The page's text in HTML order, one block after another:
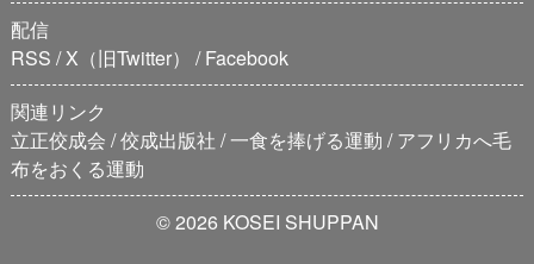
配信
RSS X（旧Twitter）
Facebook
関連リンク
立正佼成会 佼成出版社 一食を捧げる運動
アフリカへ毛
布をおくる運動
© 2026 KOSEI SHUPPAN